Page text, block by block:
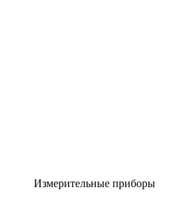
Измерительные приборы